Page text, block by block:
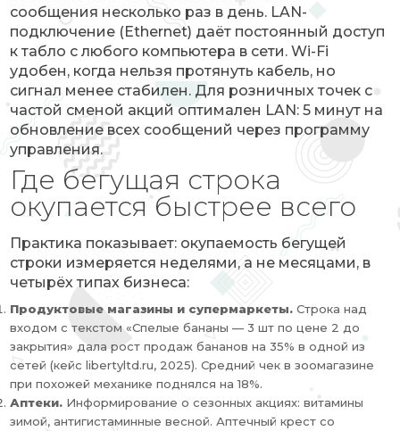
сообщения несколько раз в день. LAN-
подключение (Ethernet) даёт постоянный доступ
к табло с любого компьютера в сети. Wi-Fi
удобен, когда нельзя протянуть кабель, но
сигнал менее стабилен. Для розничных точек с
частой сменой акций оптимален LAN: 5 минут на
обновление всех сообщений через программу
управления.
Где бегущая строка
окупается быстрее всего
Практика показывает: окупаемость бегущей
строки измеряется неделями, а не месяцами, в
четырёх типах бизнеса:
Продуктовые магазины и супермаркеты. Строка над
входом с текстом «Спелые бананы — 3 шт по цене 2 до
закрытия» дала рост продаж бананов на 35% в одной из
сетей (кейс libertyltd.ru, 2025). Средний чек в зоомагазине
при похожей механике поднялся на 18%.
Аптеки. Информирование о сезонных акциях: витамины
зимой, антигистаминные весной. Аптечный крест со